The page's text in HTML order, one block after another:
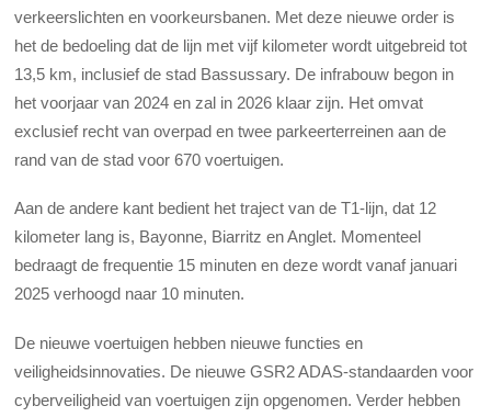
verkeerslichten en voorkeursbanen. Met deze nieuwe order is
het de bedoeling dat de lijn met vijf kilometer wordt uitgebreid tot
13,5 km, inclusief de stad Bassussary. De infrabouw begon in
het voorjaar van 2024 en zal in 2026 klaar zijn. Het omvat
exclusief recht van overpad en twee parkeerterreinen aan de
rand van de stad voor 670 voertuigen.
Aan de andere kant bedient het traject van de T1-lijn, dat 12
kilometer lang is, Bayonne, Biarritz en Anglet. Momenteel
bedraagt de frequentie 15 minuten en deze wordt vanaf januari
2025 verhoogd naar 10 minuten.
De nieuwe voertuigen hebben nieuwe functies en
veiligheidsinnovaties. De nieuwe GSR2 ADAS-standaarden voor
cyberveiligheid van voertuigen zijn opgenomen. Verder hebben